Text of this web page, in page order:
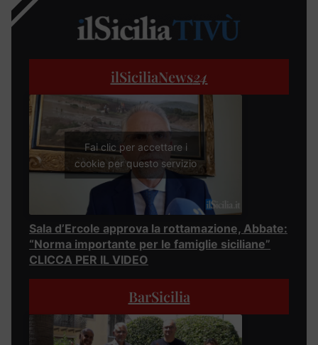
ilSiciliaNews24
Fai clic per accettare i
cookie per questo servizio
Sala d’Ercole approva la rottamazione, Abbate:
“Norma importante per le famiglie siciliane”
CLICCA PER IL VIDEO
BarSicilia